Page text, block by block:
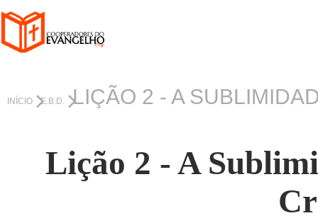
INÍCIO E.B.D. LIÇÃO 2 - A
Lição 2 - A